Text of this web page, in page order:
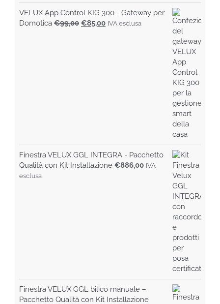
VELUX App Control KIG 300 - Gateway per
Domotica €99,00 Il
€85,00IlIVA esclusa
Finestra VELUX GGL INTEGRA - Pacchetto
Qualità con Kit Installazione €886,00 IVA
esclusa
Finestra VELUX GGL bilico manuale –
Pacchetto Qualità con Kit Installazione